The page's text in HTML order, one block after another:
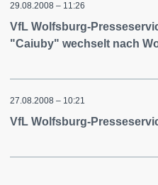
29.08.2008 – 11:26
VfL Wolfsburg-
"Caiuby" wechselt nach
27.08.2008 – 10:21
VfL Wolfsburg-